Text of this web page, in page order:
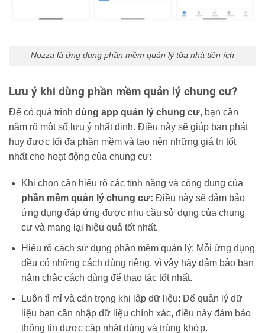
Nozza là ứng dụng phần mềm quản lý tòa nhà tiện ích
Lưu ý khi dùng phần mềm quản lý chung cư?
Để có quá trình dùng app quản lý chung cư, bạn cần
nắm rõ một số lưu ý nhất định. Điều này sẽ giúp bạn phát
huy được tối đa phần mềm và tạo nên những giá trị tốt
nhất cho hoạt động của chung cư:
Khi chọn cần hiểu rõ các tính năng và công dụng của
phần mềm quản lý chung cư: Điều này sẽ đảm bảo
ứng dụng đáp ứng được nhu cầu sử dụng của chung
cư và mang lại hiệu quả tốt nhất.
Hiểu rõ cách sử dụng phần mềm quản lý: Mỗi ứng dụng
đều có những cách dùng riêng, vì vậy hãy đảm bảo bạn
nắm chắc cách dùng để thao tác tốt nhất.
Luôn tỉ mỉ và cẩn trọng khi lập dữ liệu: Để quản lý dữ
liệu bạn cần nhập dữ liệu chính xác, điều này đảm bảo
thông tin được cập nhật đúng và trùng khớp.